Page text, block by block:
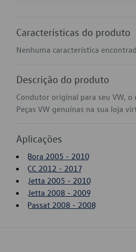
Características do produto
Nenhuma característica
Descrição do produto
Condutor original para seu VW,
Peças VW genuínas na sua loja
Aplicações
Bora 2005 - 2010
CC 2012 - 2017
Jetta 2005 - 2010
Jetta 2008 - 2009
Passat 2008 - 2008